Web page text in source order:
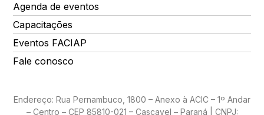
Agenda de eventos
Capacitações
Eventos FACIAP
Fale conosco
Endereço: Rua Pernambuco, 1800 – Anexo à ACIC – 1º Andar
– Centro – CEP 85810-021 – Cascavel – Paraná | CNPJ: